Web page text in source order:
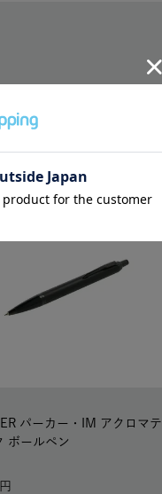
ITEMS
パーカー・IM アクロマテ
ボールペン